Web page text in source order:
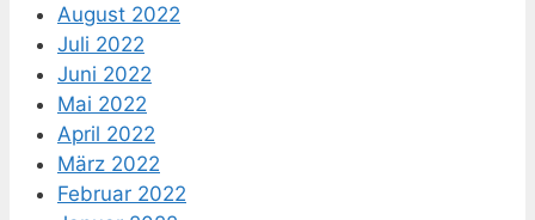
August 2022
Juli 2022
Juni 2022
Mai 2022
April 2022
März 2022
Februar 2022